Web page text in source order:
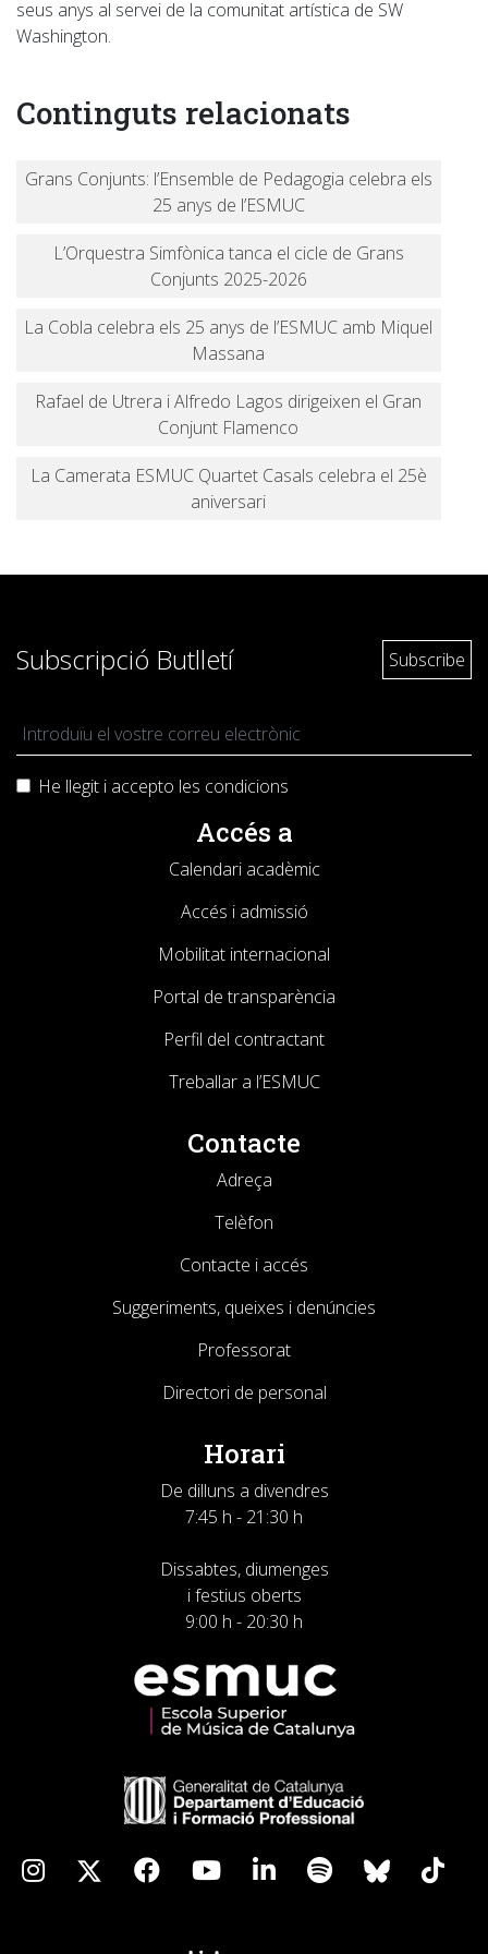
seus anys al servei de la comunitat artística de SW
Washington.
Continguts relacionats
Grans Conjunts: l’Ensemble de Pedagogia celebra els
25 anys de l’ESMUC
L’Orquestra Simfònica tanca el cicle de Grans
Conjunts 2025-2026
La Cobla celebra els 25 anys de l’ESMUC amb Miquel
Massana
Rafael de Utrera i Alfredo Lagos dirigeixen el Gran
Conjunt Flamenco
La Camerata ESMUC Quartet Casals celebra el 25è
aniversari
Subscripció Butlletí
He llegit i accepto les condicions
Accés a
Calendari acadèmic
Accés i admissió
Mobilitat internacional
Portal de transparència
Perfil del contractant
Treballar a l’ESMUC
Contacte
Adreça
Telèfon
Contacte i accés
Suggeriments, queixes i denúncies
Professorat
Directori de personal
Horari
De dilluns a divendres
7:45 h - 21:30 h
Dissabtes, diumenges
i festius oberts
9:00 h - 20:30 h